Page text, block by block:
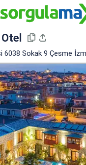
6038 Sokak 9 Çesme